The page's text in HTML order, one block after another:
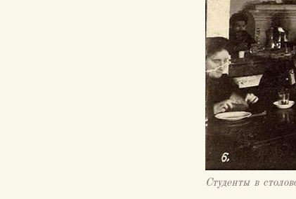
Студенты в